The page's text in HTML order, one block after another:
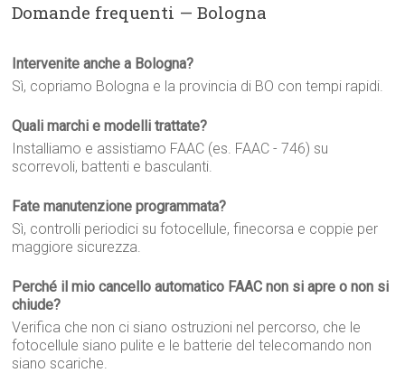
Domande frequenti — Bologna
Intervenite anche a Bologna?
Sì, copriamo Bologna e la provincia di BO con tempi rapidi.
Quali marchi e modelli trattate?
Installiamo e assistiamo FAAC (es. FAAC - 746) su
scorrevoli, battenti e basculanti.
Fate manutenzione programmata?
Sì, controlli periodici su fotocellule, finecorsa e coppie per
maggiore sicurezza.
Perché il mio cancello automatico FAAC non si apre o non si
chiude?
Verifica che non ci siano ostruzioni nel percorso, che le
fotocellule siano pulite e le batterie del telecomando non
siano scariche.